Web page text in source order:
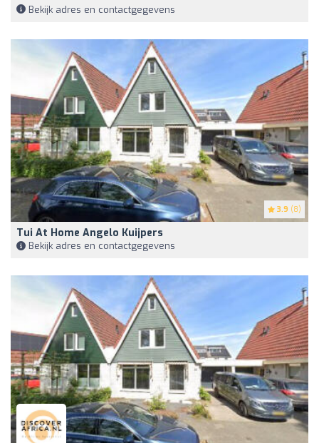
Bekijk adres en contactgegevens
3.9 (8)
Tui At Home Angelo Kuijpers
Bekijk adres en contactgegevens